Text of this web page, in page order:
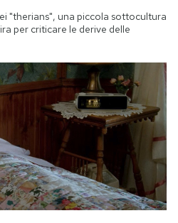
"therians", una piccola sottocultura
per criticare le derive delle